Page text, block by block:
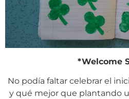
*Welcome
No podía faltar celebrar el
y qué mejor que plantando